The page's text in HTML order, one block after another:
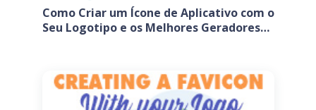
Como Criar um Ícone de Aplicativo com o
Seu Logotipo e os Melhores Geradores